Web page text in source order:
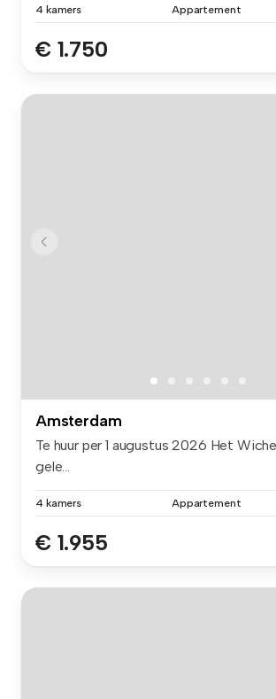
4 kamers Appartement
€ 1.750
Amsterdam
Te huur per 1 augustus 2026 Het
gele...
4 kamers Appartement
€ 1.955